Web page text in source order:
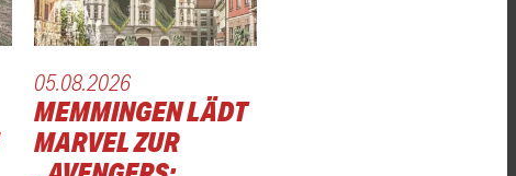
05.08.2026
MEMMINGEN LÄDT
MARVEL ZUR